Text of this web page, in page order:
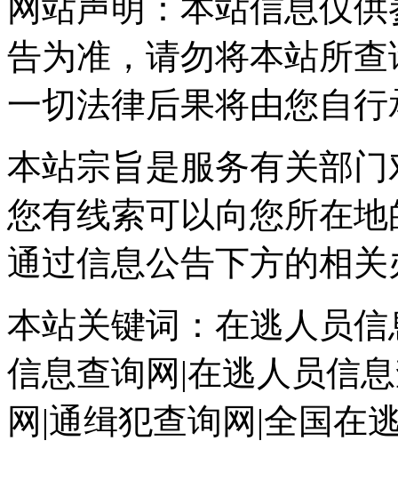
网站声明：本站信息仅
告为准，请勿将本站所
一切法律后果将由您自行
本站宗旨是服务有关部
您有线索可以向您所在
通过信息公告下方的相
本站关键词：在逃人员
信息查询网|在逃人员信
网|通缉犯查询网|全国在